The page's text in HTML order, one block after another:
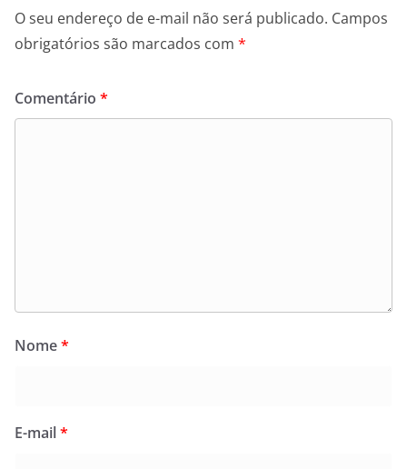
O seu endereço de e-mail não será publicado. Campos
obrigatórios são marcados com *
Comentário *
Nome*
E-mail*